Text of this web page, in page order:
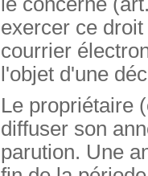
exercer ce
courrier
l'objet d'une
Le propriétaire
diffuser son
parution. Une